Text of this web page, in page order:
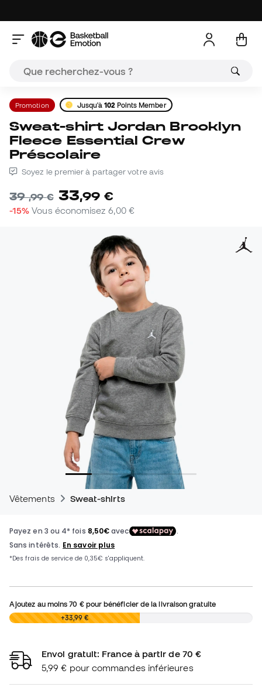
Promotion Jusqu'à102 Points Member
Sweat-shirt Jordan Brooklyn
Fleece Essential Crew
Préscolaire
Soyez le premier à partager votre avis
39,99 € 33,99 €
-15% Vous économisez 6,00 €
Vêtements Sweat-shirts
Ajoutez au moins70 €pour bénéficier de la livraison gratuite
0,00 € +33,99 €
Envoi gratuit: France à partir de 70 €
5,99 € pour commandes inférieures